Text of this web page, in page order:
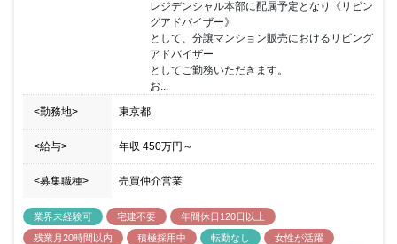
い目標達成を目指していただきます。
レジデンシャル本部に配属予定となり《リビン
グアドバイザー》
として、分譲マンション販売におけるリビング
アドバイザー
としてご勤務いただきます。
お...
<勤務地> 東京都
<給与> 年収 450万円 ～
<募集職種> 売買仲介営業
業界未経験可 宅建不要
年間休日120日以上
残業月20時間以内
積極採用中 転勤なし
女性が活躍